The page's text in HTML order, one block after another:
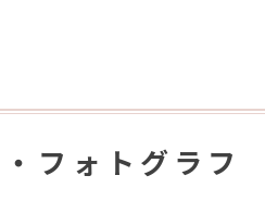
フォトグラフ